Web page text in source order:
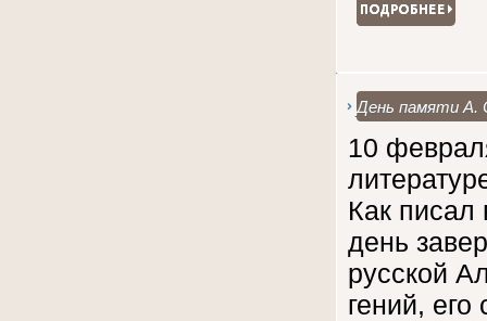
День памяти А.
10
Как писал
день
русской
гений,